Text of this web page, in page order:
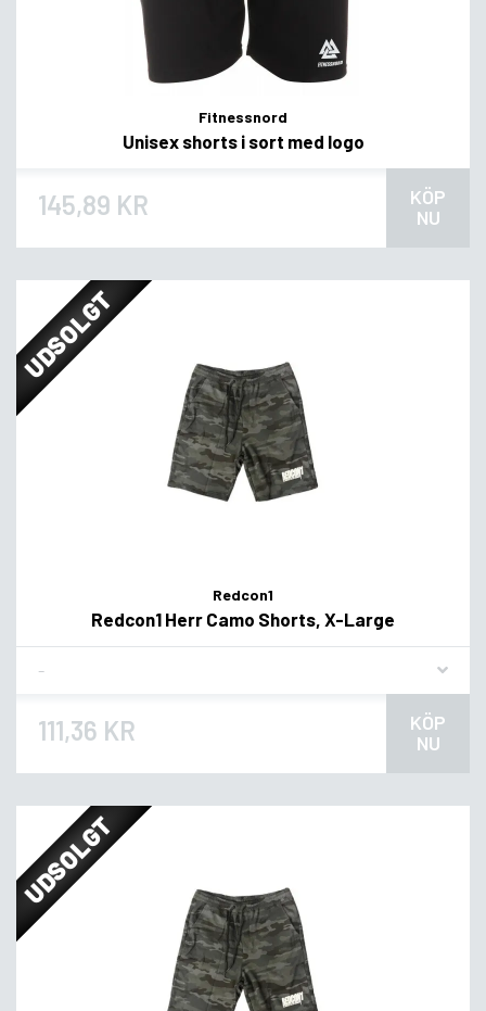
Fitnessnord
Unisex shorts i sort med logo
145,89 KR
KÖP
NU
UDSOLGT
Redcon1
Redcon1 Herr Camo Shorts, X-Large
111,36 KR
KÖP
NU
UDSOLGT